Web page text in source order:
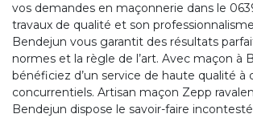
vos demandes en maçonnerie dans le
travaux de qualité et son
Bendejun vous garantit des résultats
normes et la règle de l’art. Avec maçon à
bénéficiez d’un service de haute qualité à
concurrentiels. Artisan maçon Zepp
Bendejun dispose le savoir-faire